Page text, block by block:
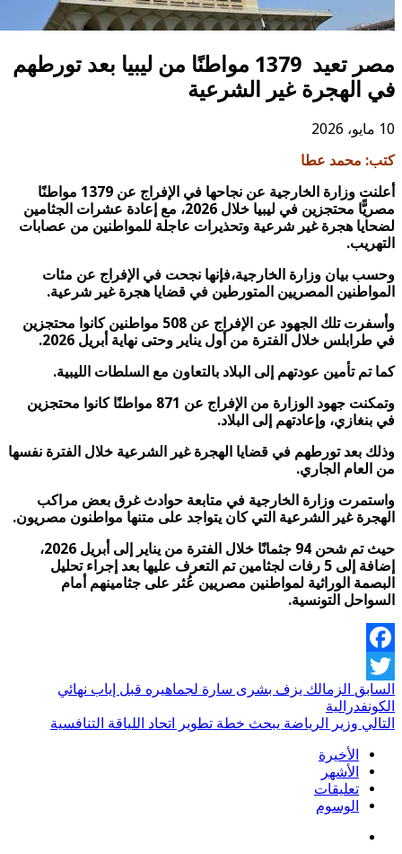
‏مصر تعيد 1379 مواطنًا من ليبيا بعد تورطهم
الهجرة غير الشرعية
محمد عطا
أعلنت وزارة الخارجية عن نجاحها في الإفراج عن 1379 مواطنًا
مصريًّا محتجزين في ليبيا خلال 2026، مع إعادة عشرات الجثامين
هجرة غير شرعية وتحذيرات عاجلة للمواطنين من عصابات
بيان وزارة الخارجية،فإنها نجحت في الإفراج عن مئات
المصريين المتورطين في قضايا هجرة غير شرعية.
وأسفرت تلك الجهود عن الإفراج عن 508 مواطنين كانوا محتجزين
خلال الفترة من أول يناير وحتى نهاية أبريل 2026.
تأمين عودتهم إلى البلاد بالتعاون مع السلطات الليبية.
وتمكنت جهود الوزارة من الإفراج عن 871 مواطنًا كانوا محتجزين
وإعادتهم إلى البلاد.
بعد تورطهم في قضايا الهجرة غير الشرعية خلال الفترة نفسها
الجاري.
وزارة الخارجية في متابعة حوادث غرق بعض مراكب
غير الشرعية التي كان يتواجد على متنها مواطنون مصريون.
حيث تم شحن 94 جثمانًا خلال الفترة من يناير إلى أبريل 2026،
إضافة إلى 5 رفات لجثامين تم التعرف عليها بعد إجراء تحليل
الوراثية لمواطنين مصريين عُثر على جثامينهم أمام
التونسية.
الزمالك يزف بشرى سارة لجماهيره قبل إياب نهائي
وزير الرياضة يبحث خطة تطوير اتحاد اللياقة التنافسية
الأخيرة
الأشهر
تعليقات
الوسوم